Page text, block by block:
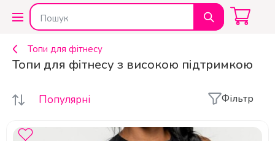
Топи для фітнесу
Топи для фітнесу з високою підтримкою
Популярні Фільтр